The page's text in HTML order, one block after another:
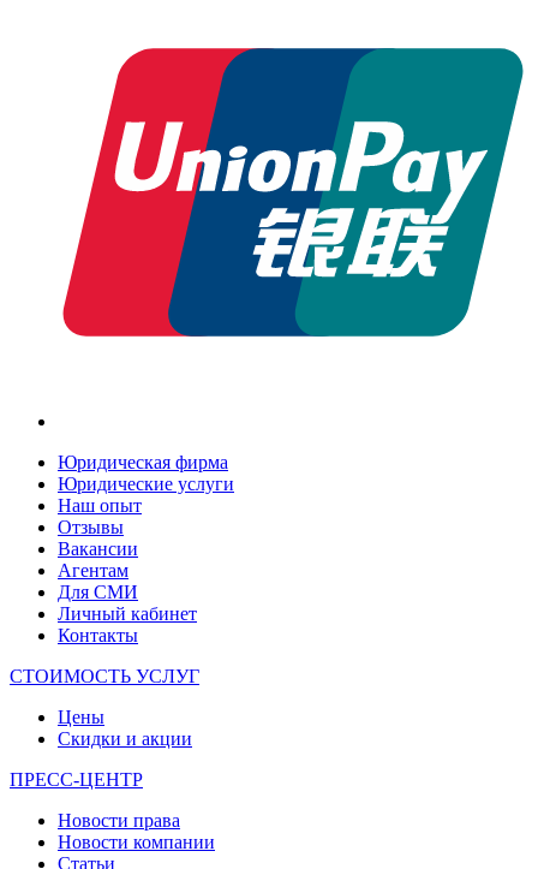
Юридическая фирма
Юридические услуги
Наш опыт
Отзывы
Вакансии
Агентам
Для СМИ
Личный кабинет
Контакты
СТОИМОСТЬ УСЛУГ
Цены
Скидки и акции
ПРЕСС-ЦЕНТР
Новости права
Новости компании
Статьи